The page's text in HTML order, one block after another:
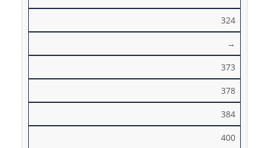
324
→
373
378
384
400